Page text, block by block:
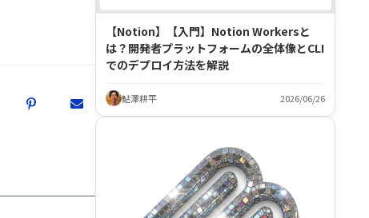
【Notion】【入門】Notion Workersと
は？開発者プラットフォームの全体像とCLI
でのデプロイ方法を解説
鮎澤耕平 2026/06/26